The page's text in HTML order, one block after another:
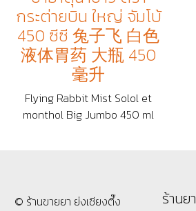
กระต่ายบิน ใหญ่ จัมโบ้
450 ซีซี 兔子飞 白色
液体胃药 大瓶 450
毫升
Flying Rabbit Mist Solol et
monthol Big Jumbo 450 ml
© ร้านขายยา ย่งเชียงตึ๊ง
ร้านยา